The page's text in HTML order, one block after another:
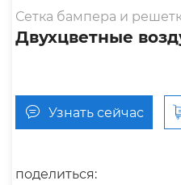
Сетка бампера и
Двухцветные
Узнать сейчас
поделиться: